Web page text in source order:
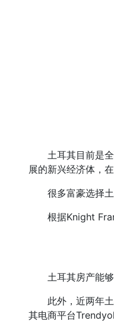
土耳其目前是全
展的新兴经济体，
很多富豪选择土
根据Knight
土耳其房产能够
此外，近两年土
其电商平台